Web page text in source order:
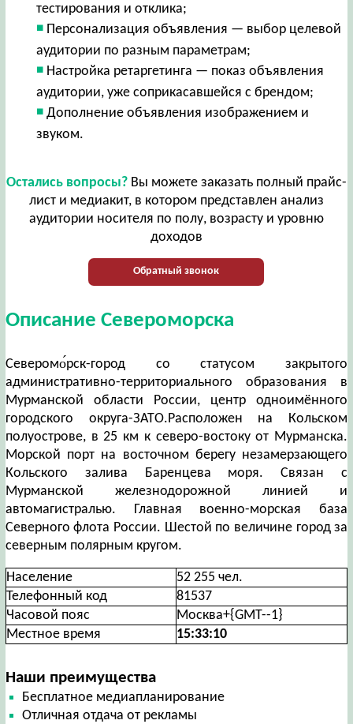
тестирования и отклика;
Персонализация объявления — выбор целевой
аудитории по разным параметрам;
Настройка ретаргетинга — показ объявления
аудитории, уже соприкасавшейся с брендом;
Дополнение объявления изображением и
звуком.
Остались вопросы?Вы можете заказать полный прайс-
лист и медиакит, в котором представлен анализ
аудитории носителя по полу, возрасту и уровню
доходов
Обратный звонок
Описание Североморска
Северомо́рск-город со статусом закрытого
административно-территориального образования в
Мурманской области России, центр одноимённого
городского округа-ЗАТО.Расположен на Кольском
полуострове, в 25 км к северо-востоку от Мурманска.
Морской порт на восточном берегу незамерзающего
Кольского залива Баренцева моря. Связан с
Мурманской железнодорожной линией и
автомагистралью. Главная военно-морская база
Северного флота России. Шестой по величине город за
северным полярным кругом.
Население
52 255 чел.
Телефонный код
81537
Часовой пояс
Москва+{GMT--1}
Местное время
15:33:11
Наши преимущества
Бесплатное медиапланирование
Отличная отдача от рекламы